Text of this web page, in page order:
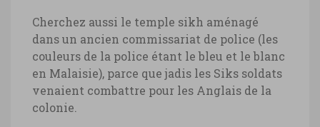
Cherchez aussi le temple sikh aménagé
dans un ancien commissariat de police (les
couleurs de la police étant le bleu et le blanc
en Malaisie), parce que jadis les Siks soldats
venaient combattre pour les Anglais de la
colonie.